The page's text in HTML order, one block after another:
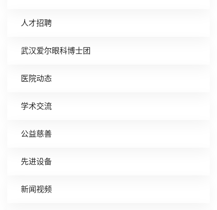
人才招聘
武汉爱尔眼科博士团
医院动态
学术交流
公益慈善
先进设备
新闻视频